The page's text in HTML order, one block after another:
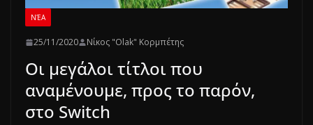
ΝΈΑ
25/11/2020 Νίκος "Olak" Κορμπέτης
Οι μεγάλοι τίτλοι που
αναμένουμε, προς το παρόν,
στο Switch